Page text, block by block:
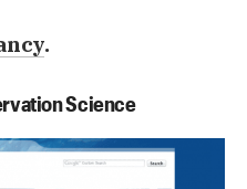
.
Science